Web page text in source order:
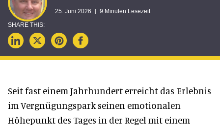
25. Juni 2026 9 Minuten Lesezeit
Seit fast einem Jahrhundert erreicht das Erlebnis
im Vergnügungspark seinen emotionalen
Höhepunkt des Tages in der Regel mit einem